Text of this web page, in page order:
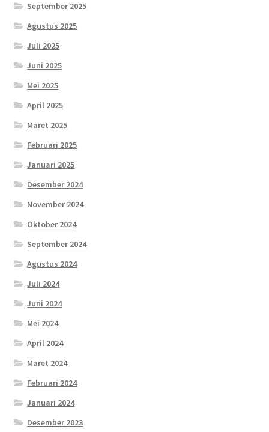
September 2025
Agustus 2025
Juli 2025
Juni 2025
Mei 2025
April 2025
Maret 2025
Februari 2025
Januari 2025
Desember 2024
November 2024
Oktober 2024
September 2024
Agustus 2024
Juli 2024
Juni 2024
Mei 2024
April 2024
Maret 2024
Februari 2024
Januari 2024
Desember 2023